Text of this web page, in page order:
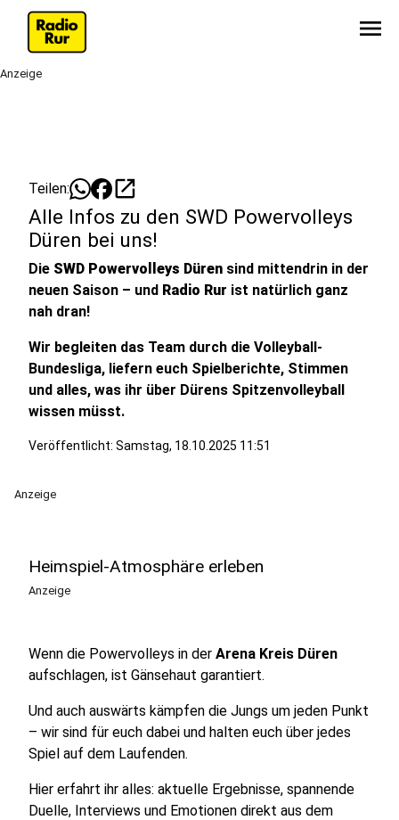
menu
Anzeige
Teilen: open_in_new
Alle Infos zu den SWD Powervolleys
Düren bei uns!
Die SWD Powervolleys Düren sind mittendrin in der
neuen Saison – und Radio Rur ist natürlich ganz
nah dran!
Wir begleiten das Team durch die Volleyball-
Bundesliga, liefern euch Spielberichte, Stimmen
und alles, was ihr über Dürens Spitzenvolleyball
wissen müsst.
Veröffentlicht: Samstag, 18.10.2025 11:51
Anzeige
Heimspiel-Atmosphäre erleben
Anzeige
Wenn die Powervolleys in der Arena Kreis Düren
aufschlagen, ist Gänsehaut garantiert.
Und auch auswärts kämpfen die Jungs um jeden Punkt
– wir sind für euch dabei und halten euch über jedes
Spiel auf dem Laufenden.
Hier erfahrt ihr alles: aktuelle Ergebnisse, spannende
Duelle, Interviews und Emotionen direkt aus dem